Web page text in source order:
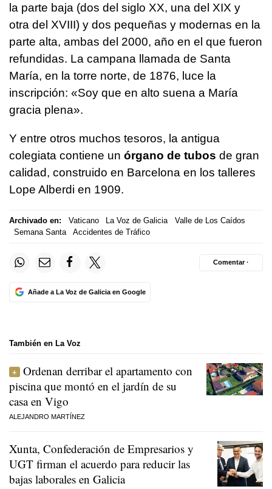
la parte baja (dos del siglo XX, una del XIX y
otra del XVIII) y dos pequeñas y modernas en la
parte alta, ambas del 2000, año en el que fueron
refundidas. La campana llamada de Santa
María, en la torre norte, de 1876, luce la
inscripción: «Soy que en alto suena a María
gracia plena».
Y entre otros muchos tesoros, la antigua
colegiata contiene un órgano de tubos de gran
calidad, construido en Barcelona en los talleres
Lope Alberdi en 1909.
Archivado en: Vaticano La Voz de Galicia
Valle de Los Caídos
Semana Santa
Accidentes de Tráfico
Añade a La Voz de Galicia en Google
Comentar ·
También en La Voz
Ordenan derribar el apartamento con
piscina que montó en el jardín de su
casa en Vigo
ALEJANDRO MARTÍNEZ
Xunta, Confederación de Empresarios y
UGT firman el acuerdo para reducir las
bajas laborales en Galicia